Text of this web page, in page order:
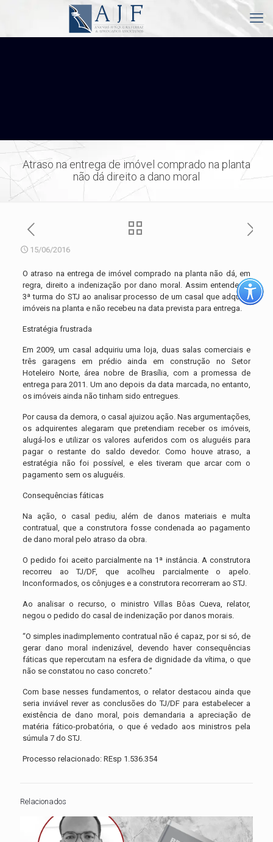
Atraso na entrega de imóvel comprado na planta
não dá direito a dano moral
15/06/2016
O atraso na entrega de imóvel comprado na planta não dá, em
regra, direito a indenização por dano moral. Assim entendeu a
3ª turma do STJ ao analisar processo de um casal que adquiriu
imóveis na planta e não recebeu na data prevista para entrega.
Estratégia frustrada
Em 2009, um casal adquiriu uma loja, duas salas comerciais e
três garagens em prédio ainda em construção no Setor
Hoteleiro Norte, área nobre de Brasília, com a promessa de
entrega para 2011. Um ano depois da data marcada, no entanto,
os imóveis ainda não tinham sido entregues.
Por causa da demora, o casal ajuizou ação. Nas argumentações,
os adquirentes alegaram que pretendiam receber os imóveis,
alugá-los e utilizar os valores auferidos com os aluguéis para
pagar o restante do saldo devedor. Como houve atraso, a
estratégia não foi possível, e eles tiveram que arcar com o
pagamento sem os aluguéis.
Consequências fáticas
Na ação, o casal pediu, além de danos materiais e multa
contratual, que a construtora fosse condenada ao pagamento
de dano moral pelo atraso da obra.
O pedido foi aceito parcialmente na 1ª instância. A construtora
recorreu ao TJ/DF, que acolheu parcialmente o apelo.
Inconformados, os cônjuges e a construtora recorreram ao STJ.
Ao analisar o recurso, o ministro Villas Bôas Cueva, relator,
negou o pedido do casal de indenização por danos morais.
“O simples inadimplemento contratual não é capaz, por si só, de
gerar dano moral indenizável, devendo haver consequências
fáticas que repercutam na esfera de dignidade da vítima, o que
não se constatou no caso concreto.”
Com base nesses fundamentos, o relator destacou ainda que
seria inviável rever as conclusões do TJ/DF para estabelecer a
existência de dano moral, pois demandaria a apreciação de
matéria fático-probatória, o que é vedado aos ministros pela
súmula 7 do STJ.
Processo relacionado: REsp 1.536.354
Relacionados